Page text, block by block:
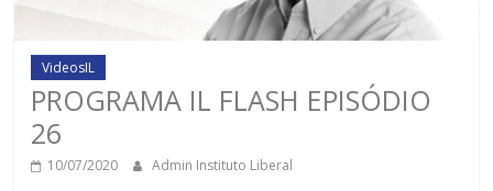
VideosIL
PROGRAMA IL FLASH EPISÓDIO
26
10/07/2020 Admin Instituto Liberal